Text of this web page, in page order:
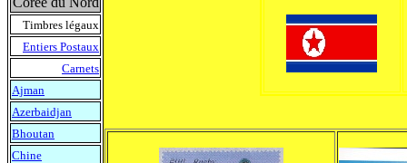
Timbres légaux
Entiers Postaux
Carnets
Ajman
Azerbaidjan
Bhoutan
Chine